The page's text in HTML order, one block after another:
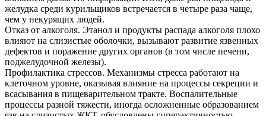
желудка среди курильщиков встречается в четыре раза чаще,
чем у некурящих людей.
Отказ от алкоголя. Этанол и продукты распада алкоголя плохо
влияют на слизистые оболочки, вызывают развитие язвенных
дефектов и поражение других органов (в том числе печени,
поджелудочной железы).
Профилактика стрессов. Механизмы стресса работают на
клеточном уровне, оказывая влияние на процессы секреции и
всасывания в пищеварительном тракте. Воспалительные
процессы разной тяжести, иногда осложненные образованием